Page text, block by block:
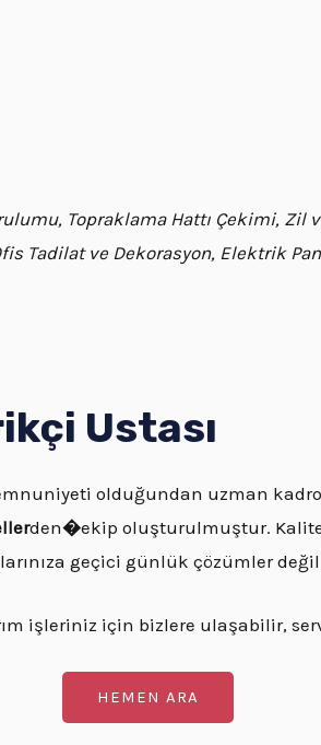
Topraklama Hattı Çekimi, Zil
Tadilat ve Dekorasyon, Elektrik
Ustası
olduğundan uzman
den�ekip oluşturulmuştur.
geçici günlük çözümler değil
işleriniz için bizlere ulaşabilir,
HEMEN ARA